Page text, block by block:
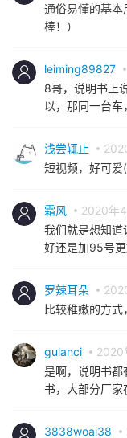
通俗易懂的基
棒！）
leiming89827
8哥，说明书上
以，那同一台车
浅尝辄止
短视频，好可
霜风
2020年
我们就是想知
好还是加95号更
罗辣耳朵
比较稚嫩的方
gulanci
2020
是啊，说明书都
书，大部分厂家
3838woai38